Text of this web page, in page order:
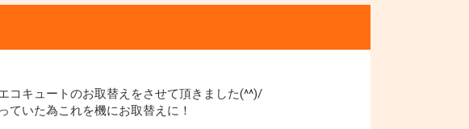
コキュートのお取替えをさせて頂きました(^^)/
ていた為これを機にお取替えに！